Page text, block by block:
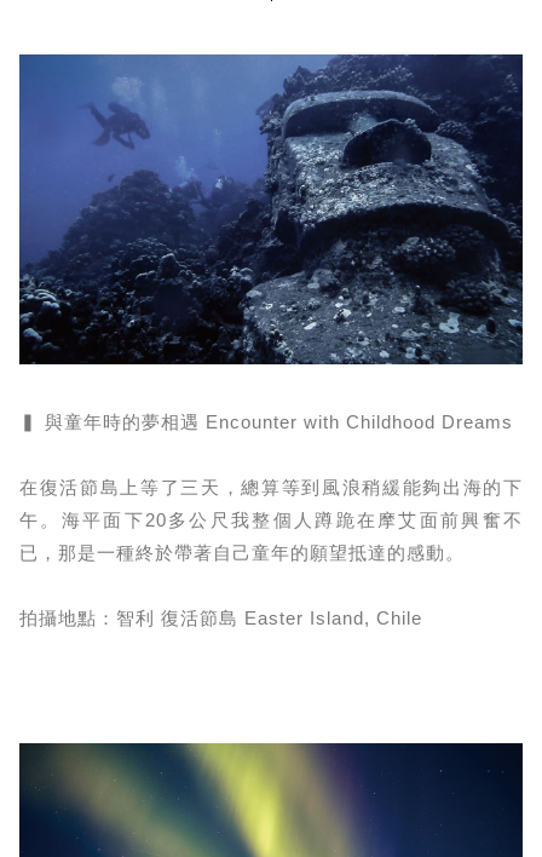
▍ 與童年時的夢相遇 Encounter with Childhood Dreams
在復活節島上等了三天，總算等到風浪稍緩能夠出海的下
午。海平面下20多公尺我整個人蹲跪在摩艾面前興奮不
已，那是一種終於帶著自己童年的願望抵達的感動。
拍攝地點：智利 復活節島 Easter Island, Chile